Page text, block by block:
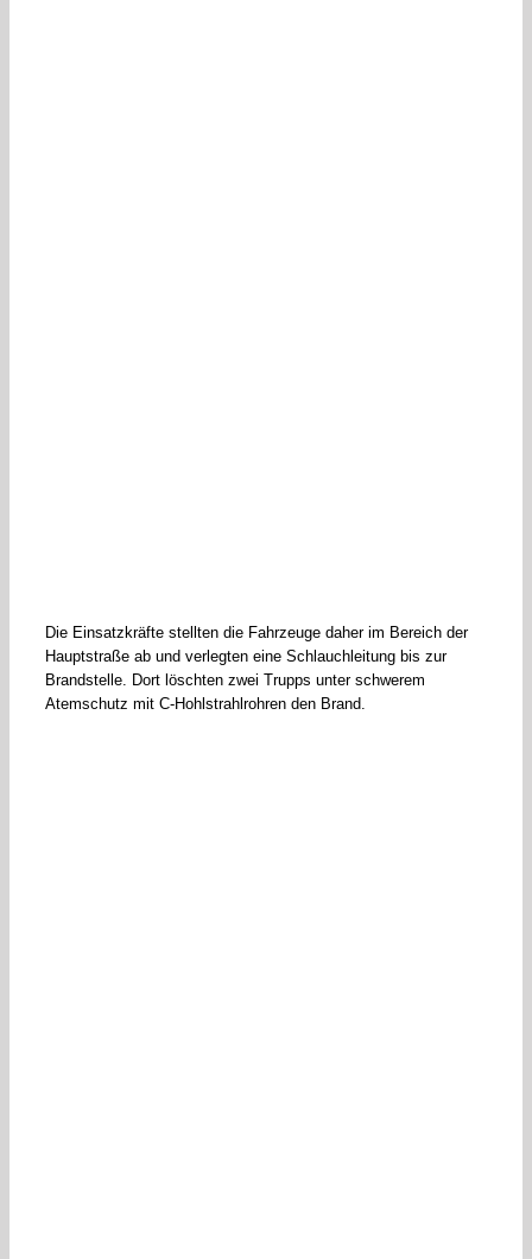
Die Einsatzkräfte stellten die Fahrzeuge daher im Bereich der
Hauptstraße ab und verlegten eine Schlauchleitung bis zur
Brandstelle. Dort löschten zwei Trupps unter schwerem
Atemschutz mit C-Hohlstrahlrohren den Brand.